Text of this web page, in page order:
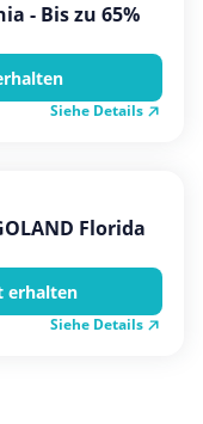
- Bis zu 65%
Siehe Details
Florida
erhalten
Siehe Details